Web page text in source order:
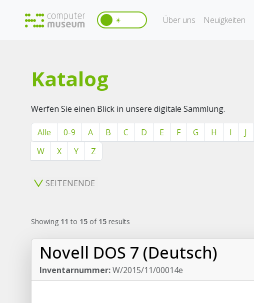
☀️ Über uns Neuigkeiten
Katalog
Werfen Sie einen Blick in unsere digitale Sammlung.
Alle 0-9 A B C D E F G H I J
W
X Y Z
SEITENENDE
Showing 11 to 15 of 15 results
Novell DOS 7 (Deutsch)
Inventarnummer:W/2015/11/00014e